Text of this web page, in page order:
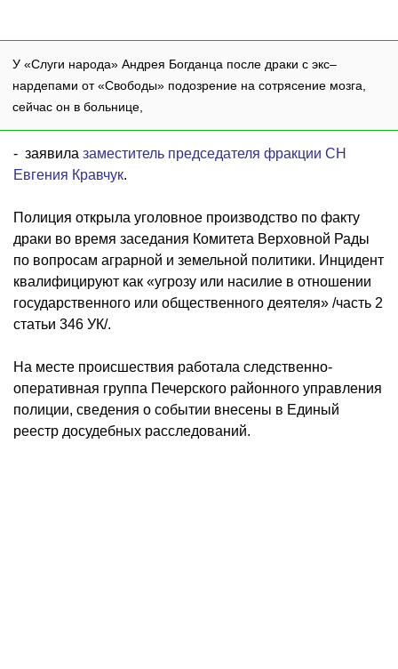
У «Слуги народа» Андрея Богданца после драки с экс–
нардепами от «Свободы» подозрение на сотрясение мозга,
сейчас он в больнице,
- заявила заместитель председателя фракции CН
Евгения Кравчук.
Полиция открыла уголовное производство по факту
драки во время заседания Комитета Верховной Рады
по вопросам аграрной и земельной политики. Инцидент
квалифицируют как «угрозу или насилие в отношении
государственного или общественного деятеля» /часть 2
статьи 346 УК/.
На месте происшествия работала следственно-
оперативная группа Печерского районного управления
полиции, сведения о событии внесены в Единый
реестр досудебных расследований.